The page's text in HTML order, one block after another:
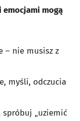
emocjami mogą
– nie musisz z
myśli, odczucia
spróbuj „uziemić